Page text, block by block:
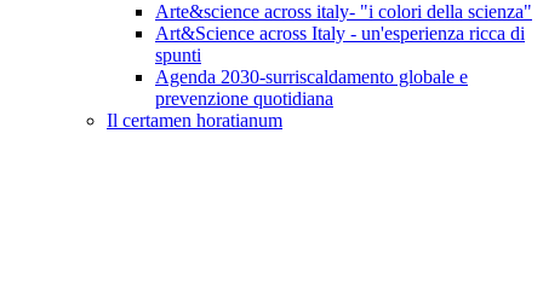
Arte&science across italy- "i colori della scienza"
Art&Science across Italy - un'esperienza ricca di
spunti
Agenda 2030-surriscaldamento globale e
prevenzione quotidiana
Il certamen horatianum